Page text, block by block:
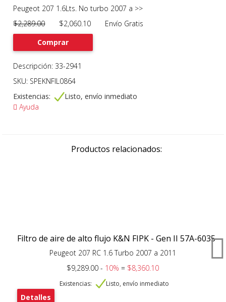
Previous
Peugeot 207 1.6Lts. No turbo 2007 a >>
$2,289.00$2,060.10 Envío Gratis
Comprar
Descripción: 33-2941
SKU: SPEKNFIL0864
Existencias:
Listo, envío inmediato
Ayuda
Productos relacionados:
Filtro de aire de alto flujo K&N FIPK - Gen II 57A-6035
Peugeot 207 RC 1.6 Turbo 2007 a 2011
$9,289.00 - 10%= $8,360.10
Existencias: Listo, envío inmediato
Detalles